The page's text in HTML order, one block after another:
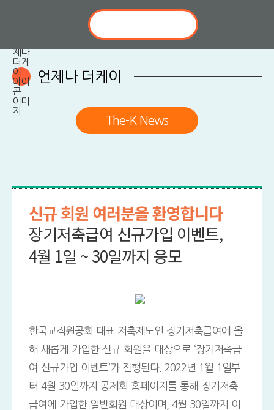
언제나 더케이
The-K News
신규 회원 여러분을 환영합니다
장기저축급여 신규가입 이벤트,
4월 1일 ~ 30일까지 응모
한국교직원공회 대표 저축제도인 장기저축급여에 올
해 새롭게 가입한 신규 회원을 대상으로 ‘장기저축급
여 신규가입 이벤트’가 진행된다. 2022년 1월 1일부
터 4월 30일까지 공제회 홈페이지를 통해 장기저축
급여에 가입한 일반회원 대상이며, 4월 30일까지 이